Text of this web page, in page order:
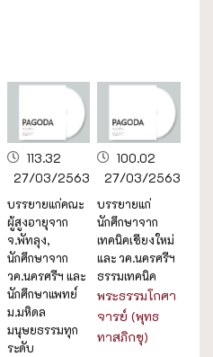
113.32
27/03/2563
บรรยายแก่คณะ
ผู้สูงอายุจาก
จ.พัทลุง,
นักศึกษาจาก
วค.นครศรีฯ และ
นักศึกษาแพทย์
ม.มหิดล
มนุษยธรรมทุก
ระดับ
100.02
27/03/2563
บรรยายแก่
นักศึกษาจาก
เทคนิคเชียงใหม่
และ วค.นครศรีฯ
ธรรมเทคนิค
พระธรรมโกศา
จารย์ (พุทธ
ทาสภิกขุ)